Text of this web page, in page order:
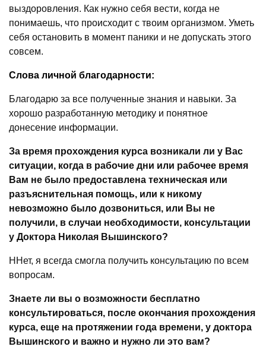
выздоровления. Как нужно себя вести, когда не
понимаешь, что происходит с твоим организмом. Уметь
себя остановить в момент паники и не допускать этого
совсем.
Слова личной благодарности:
Благодарю за все полученные знания и навыки. За
хорошо разработанную методику и понятное
донесение информации.
За время прохождения курса возникали ли у Вас
ситуации, когда в рабочие дни или рабочее время
Вам не было предоставлена техническая или
разъяснительная помощь, или к никому
невозможно было дозвониться, или Вы не
получили, в случаи необходимости, консультации
у Доктора Николая Вышинского?
ННет, я всегда смогла получить консультацию по всем
вопросам.
Знаете ли вы о возможности бесплатно
консультироваться, после окончания прохождения
курса, еще на протяжении года времени, у доктора
Вышинского и важно и нужно ли это вам?